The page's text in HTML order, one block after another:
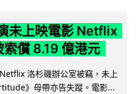
未上映電影 Netflix
償 8.19 億港元
洛杉磯辦公室被竊，未上
》母帶亦告失蹤。電影...